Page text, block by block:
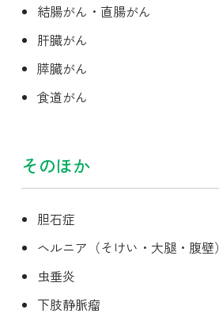
結腸がん・直腸がん
肝臓がん
膵臓がん
食道がん
そのほか
胆石症
ヘルニア（そけい・大腿・腹壁）
虫垂炎
下肢静脈瘤